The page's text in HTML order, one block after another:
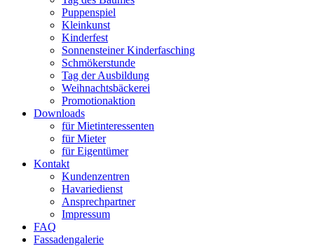
Puppenspiel
Kleinkunst
Kinderfest
Sonnensteiner Kinderfasching
Schmökerstunde
Tag der Ausbildung
Weihnachtsbäckerei
Promotionaktion
Downloads
für Mietinteressenten
für Mieter
für Eigentümer
Kontakt
Kundenzentren
Havariedienst
Ansprechpartner
Impressum
FAQ
Fassadengalerie